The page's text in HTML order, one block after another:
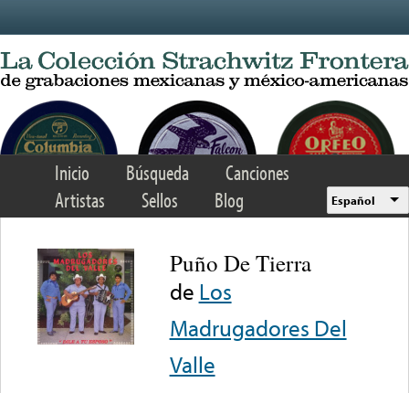
Inicio Búsqueda
Canciones
Artistas
Sellos Blog Español
Puño De Tierra
de Los
Madrugadores Del
Valle